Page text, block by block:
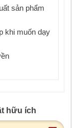
sản phẩm
khi muốn dạy
hữu ích